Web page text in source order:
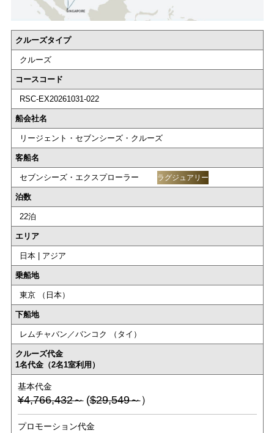
クルーズタイプ
クルーズ
コースコード
RSC-EX20261031-022
船会社名
リージェント・セブンシーズ・クルーズ
客船名
セブンシーズ・エクスプローラー ラグジュアリー
泊数
22泊
エリア
日本 | アジア
乗船地
東京 （日本）
下船地
レムチャバン／バンコク （タイ）
クルーズ代金
1名代金（2名1室利用）
基本代金
¥4,766,432～ ($29,549～）
プロモーション代金